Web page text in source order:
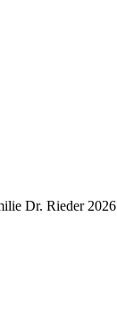
Dr. Rieder 2026